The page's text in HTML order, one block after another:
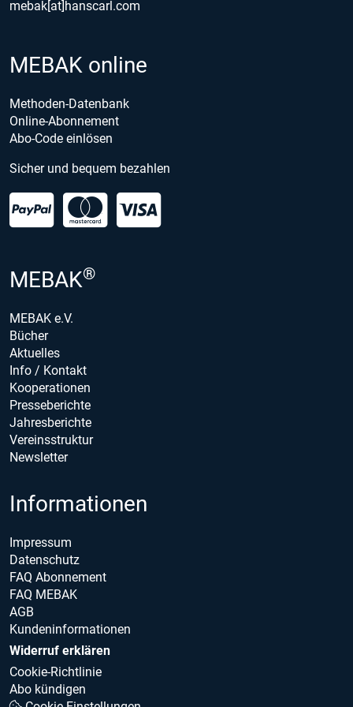
mebak[at]hanscarl.com
MEBAK online
Methoden-Datenbank
Online-Abonnement
Abo-Code einlösen
Sicher und bequem bezahlen
MEBAK®
MEBAK e.V.
Bücher
Aktuelles
Info / Kontakt
Kooperationen
Presseberichte
Jahresberichte
Vereinsstruktur
Newsletter
Informationen
Impressum
Datenschutz
FAQ Abonnement
FAQ MEBAK
AGB
Kundeninformationen
Widerruf erklären
Cookie-Richtlinie
Abo kündigen